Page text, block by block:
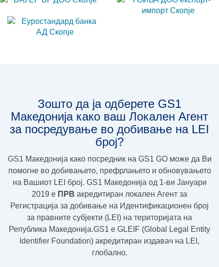
Зошто да ја одберете GS1
Македонија како ваш Локален Агент
за посредување во добивање на LEI
број?
GS1 Македонија како посредник на GS1 GO може да Ви
помогне во добивањето, префрлањето и обновувањето
на Вашиот LEI број. GS1 Македонија од 1-ви Јануари
2019 e ПРВ акредитиран локален Агент за
Регистрација за добивање на Идентификационен број
за правните субјекти (LEI) на територијата на
Република Македонија.GS1 e GLEIF (Global Legal Entity
Identifier Foundation) акредитиран издавач на LEI,
глобално.